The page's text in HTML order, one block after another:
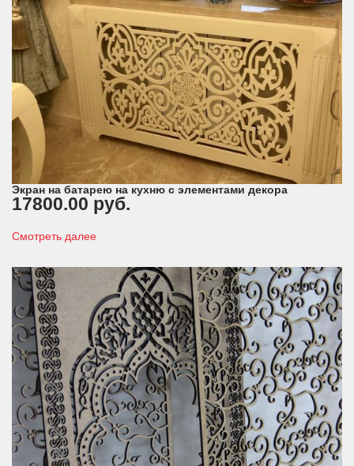
Экран на батарею на кухню с элементами декора
17800.00 руб.
Смотреть далее